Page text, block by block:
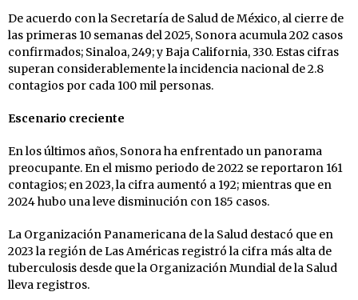
De acuerdo con la Secretaría de Salud de México, al cierre de
las primeras 10 semanas del 2025, Sonora acumula 202 casos
confirmados; Sinaloa, 249; y Baja California, 330. Estas cifras
superan considerablemente la incidencia nacional de 2.8
contagios por cada 100 mil personas.
Escenario creciente
En los últimos años, Sonora ha enfrentado un panorama
preocupante. En el mismo periodo de 2022 se reportaron 161
contagios; en 2023, la cifra aumentó a 192; mientras que en
2024 hubo una leve disminución con 185 casos.
La Organización Panamericana de la Salud destacó que en
2023 la región de Las Américas registró la cifra más alta de
tuberculosis desde que la Organización Mundial de la Salud
lleva registros.